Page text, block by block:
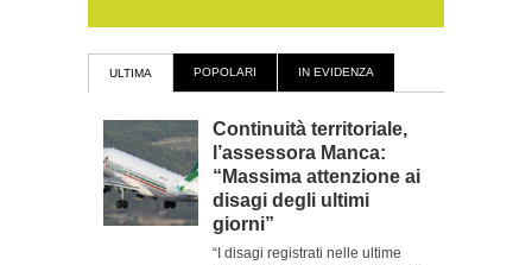
ULTIMA POPOLARI IN EVIDENZA
Continuità territoriale,
l’assessora Manca:
“Massima attenzione ai
disagi degli ultimi
giorni”
“I disagi registrati nelle ultime